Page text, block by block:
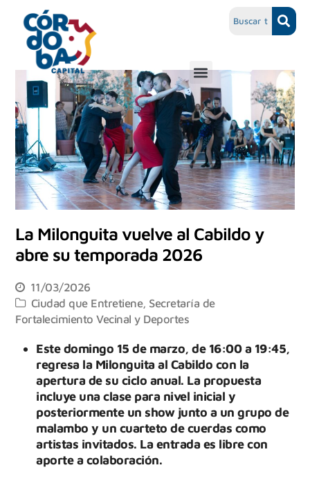
La Milonguita vuelve al Cabildo y
abre su temporada 2026
11/03/2026
Ciudad que Entretiene, Secretaría de
Fortalecimiento Vecinal y Deportes
Este domingo 15 de marzo, de 16:00 a 19:45,
regresa la Milonguita al Cabildo con la
apertura de su ciclo anual. La propuesta
incluye una clase para nivel inicial y
posteriormente un show junto a un grupo de
malambo y un cuarteto de cuerdas como
artistas invitados. La entrada es libre con
aporte a colaboración.